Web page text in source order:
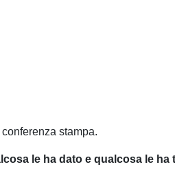
stampa.
le ha dato e qualcosa le ha